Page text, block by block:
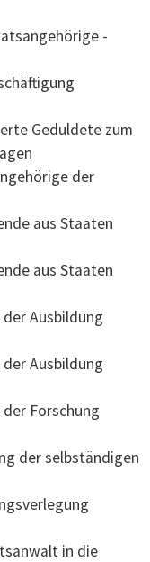
-
Geduldete zum
der
aus Staaten
aus Staaten
Ausbildung
Ausbildung
Forschung
der selbständigen
in die